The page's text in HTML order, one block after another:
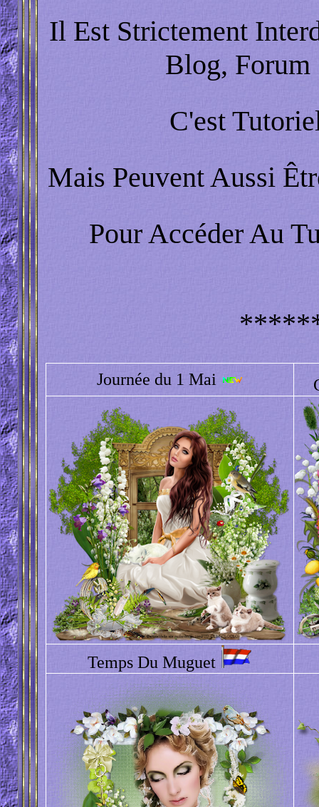
Il Est Strictement
Blog,
C'est
Mais Peuvent Aussi
Pour Accéder Au
Journée du 1 Mai
Temps Du Muguet